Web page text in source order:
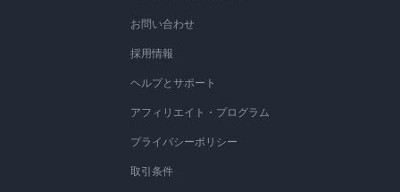
お問い合わせ
採用情報
ヘルプとサポート
アフィリエイト・プログラム
プライバシーポリシー
取引条件